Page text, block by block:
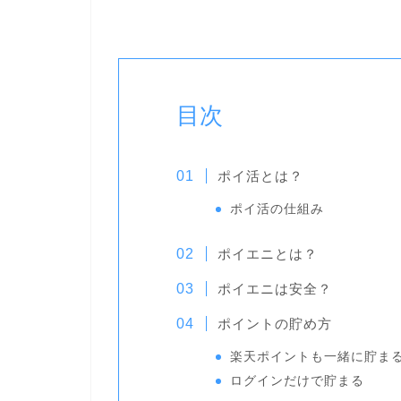
目次
ポイ活とは？
ポイ活の仕組み
ポイエニとは？
ポイエニは安全？
ポイントの貯め方
楽天ポイントも一緒に貯まる
ログインだけで貯まる